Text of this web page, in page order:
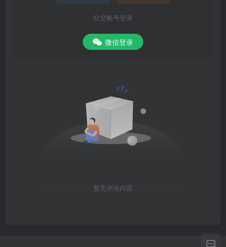
社交账号登录
微信登录
暂无评论内容